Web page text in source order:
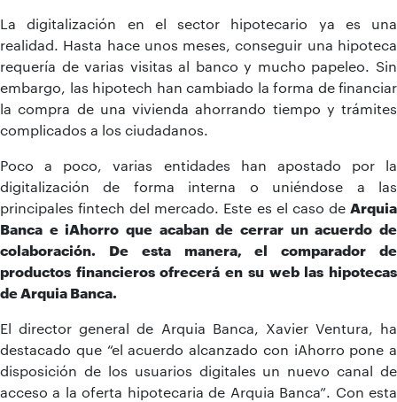
La digitalización en el sector hipotecario ya es una
realidad. Hasta hace unos meses, conseguir una hipoteca
requería de varias visitas al banco y mucho papeleo. Sin
embargo, las hipotech han cambiado la forma de financiar
la compra de una vivienda ahorrando tiempo y trámites
complicados a los ciudadanos.
Poco a poco, varias entidades han apostado por la
digitalización de forma interna o uniéndose a las
principales fintech del mercado. Este es el caso de Arquia
Banca e iAhorro que acaban de cerrar un acuerdo de
colaboración. De esta manera, el comparador de
productos financieros ofrecerá en su web las hipotecas
de Arquia Banca.
El director general de Arquia Banca, Xavier Ventura, ha
destacado que “el acuerdo alcanzado con iAhorro pone a
disposición de los usuarios digitales un nuevo canal de
acceso a la oferta hipotecaria de Arquia Banca”. Con esta